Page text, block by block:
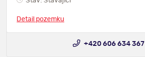
Detail pozemku
+420 606 634 367